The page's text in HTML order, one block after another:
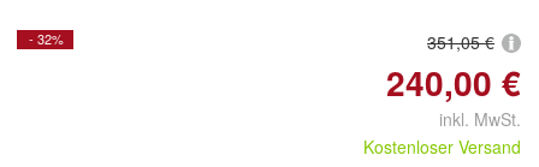
- 32% 351,05 €
240,00 €
inkl. MwSt.
Kostenloser Versand